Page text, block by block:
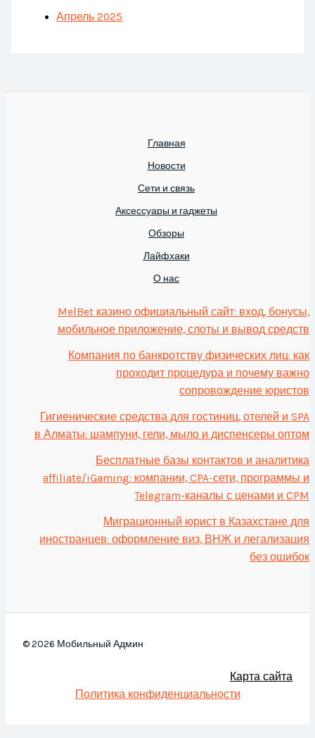
Апрель 2025
Главная
Новости
Сети и связь
Аксессуары и гаджеты
Обзоры
Лайфхаки
О нас
MelBet казино официальный сайт: вход, бонусы,
мобильное приложение, слоты и вывод средств
Компания по банкротству физических лиц: как
проходит процедура и почему важно
сопровождение юристов
Гигиенические средства для гостиниц, отелей и SPA
в Алматы: шампуни, гели, мыло и диспенсеры оптом
Бесплатные базы контактов и аналитика
affiliate/iGaming: компании, CPA-сети, программы и
Telegram-каналы с ценами и CPM
Миграционный юрист в Казахстане для
иностранцев: оформление виз, ВНЖ и легализация
без ошибок
© 2026 Мобильный Админ
Карта сайта
Политика конфиденциальности